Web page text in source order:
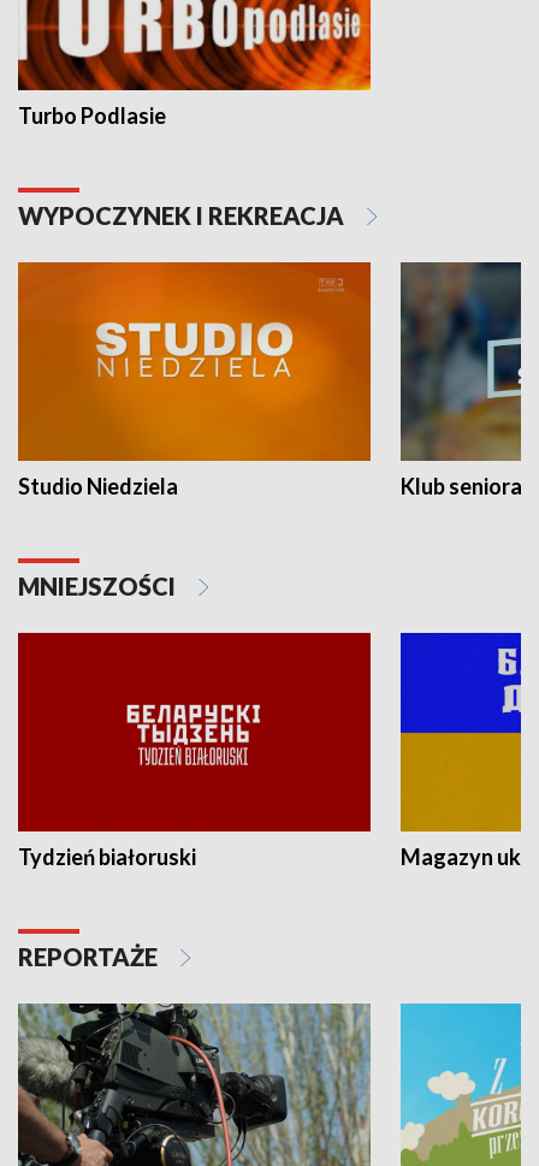
Turbo Podlasie
WYPOCZYNEK I REKREACJA
Studio Niedziela Klub seniora
MNIEJSZOŚCI
Tydzień białoruski Magazyn
REPORTAŻE